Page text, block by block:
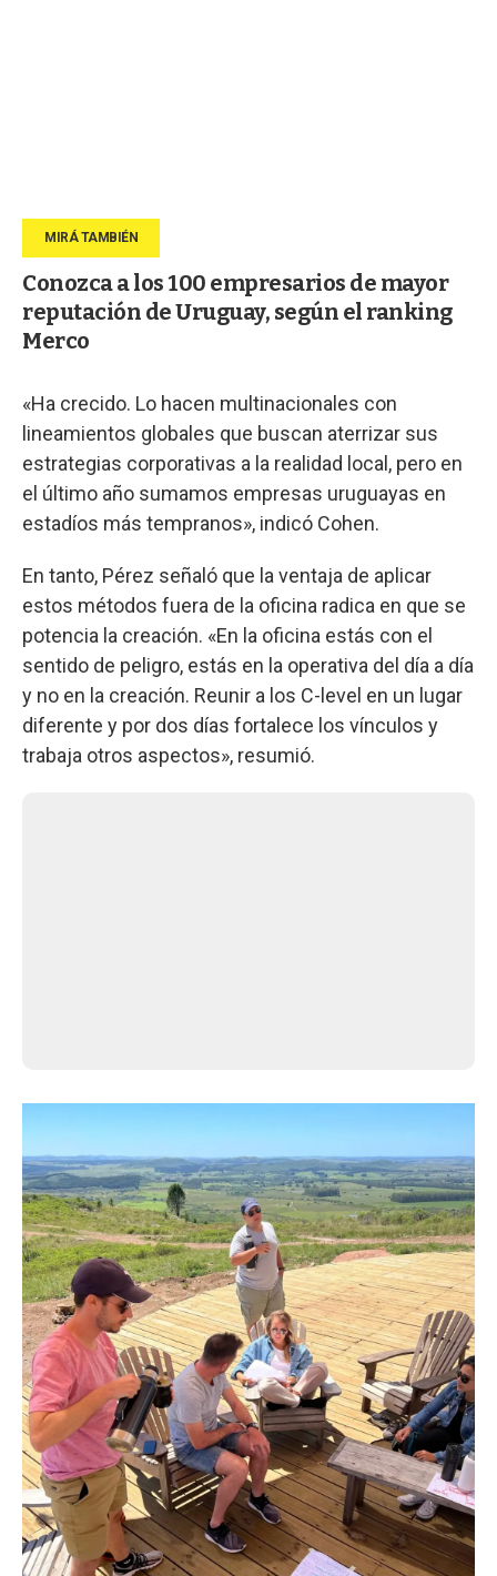
Conozca a los 100 empresarios de mayor
reputación de Uruguay, según el ranking
Merco
«Ha crecido. Lo hacen multinacionales con
lineamientos globales que buscan aterrizar sus
estrategias corporativas a la realidad local, pero en
el último año sumamos empresas uruguayas en
estadíos más tempranos», indicó Cohen.
En tanto, Pérez señaló que la ventaja de aplicar
estos métodos fuera de la oficina radica en que se
potencia la creación. «En la oficina estás con el
sentido de peligro, estás en la operativa del día a día
y no en la creación. Reunir a los C-level en un lugar
diferente y por dos días fortalece los vínculos y
trabaja otros aspectos», resumió.